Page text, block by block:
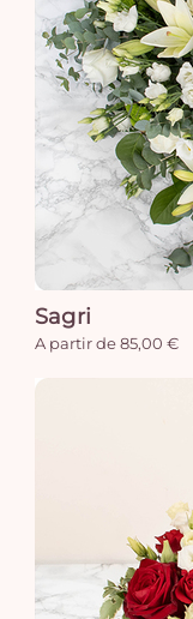
Sagri
A partir de 85,00 €